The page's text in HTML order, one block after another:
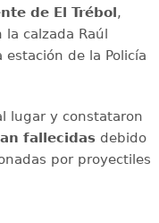
de El Trébol,
calzada Raúl
de la Policía
lugar y constataron
fallecidasdebido
por proyectiles